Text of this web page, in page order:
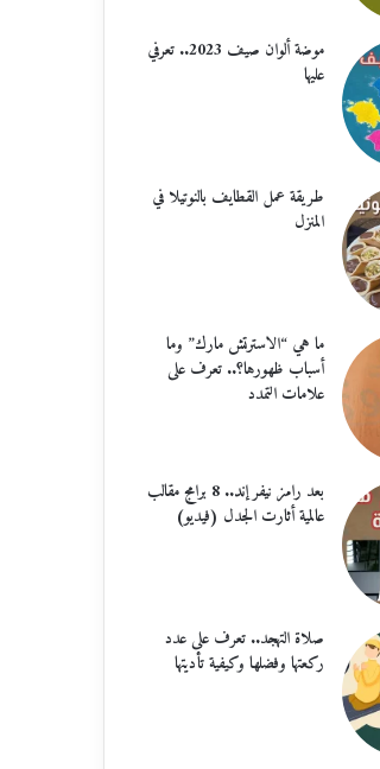
موضة ألوان صيف 2023.. تعرفي
عليها
طريقة عمل القطايف بالنوتيلا في
المنزل
ما هي “الاسترتش مارك” وما
أسباب ظهورها؟.. تعرف على
علامات التمدد
بعد رامز نيفر إند.. 8 برامج مقالب
عالمية أثارت الجدل (فيديو)
صلاة التهجد.. تعرف على عدد
ركعتها وفضلها وكيفية تأديتها